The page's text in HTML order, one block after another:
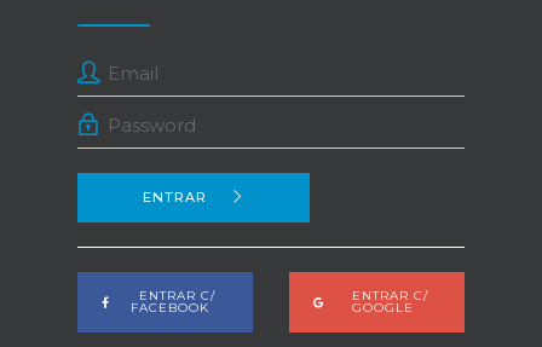
ENTRAR
ENTRAR C/
FACEBOOK
ENTRAR C/
GOOGLE